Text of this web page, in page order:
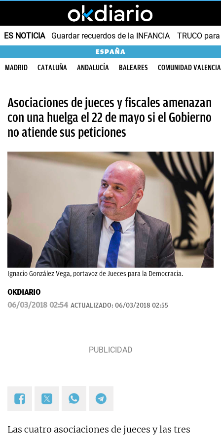
ES NOTICIA Guardar recuerdos de la INFANCIA TRUCO
ESPAÑA
MADRID CATALUÑA ANDALUCÍA BALEARES COMUNIDAD
Asociaciones de jueces y fiscales amenazan
con una huelga el 22 de mayo si el Gobierno
no atiende sus peticiones
Ignacio González Vega, portavoz de Jueces para la Democracia.
OKDIARIO
06/03/2018 02:54 ACTUALIZADO: 06/03/2018 02:55
Las cuatro asociaciones de jueces y las tres